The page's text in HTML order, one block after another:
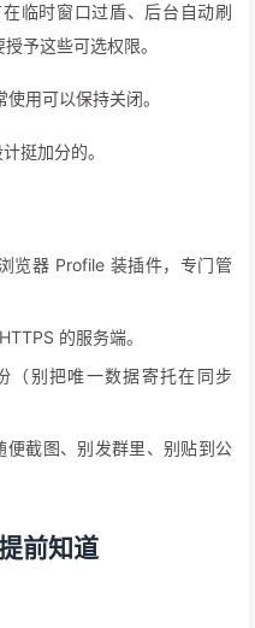
临时窗口过盾、后台自动刷
予这些可选权限。
用可以保持关闭。
挺加分的。
览器 Profile 装插件，专门管
的服务端。
（别把唯一数据寄托在同步
便截图、别发群里、别贴到公
前知道